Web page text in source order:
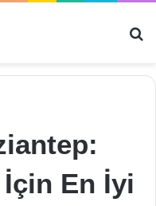
İçin En İyi